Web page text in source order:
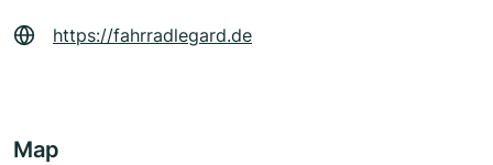
https://fahrradlegard.de
Map